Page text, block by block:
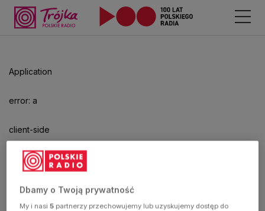
Application
error: a
client-side
exception
has
aby
odtwarzać.
Dbamy o Twoją prywatność
My i nasi5 partnerzy przechowujemy lub uzyskujemy dostęp do